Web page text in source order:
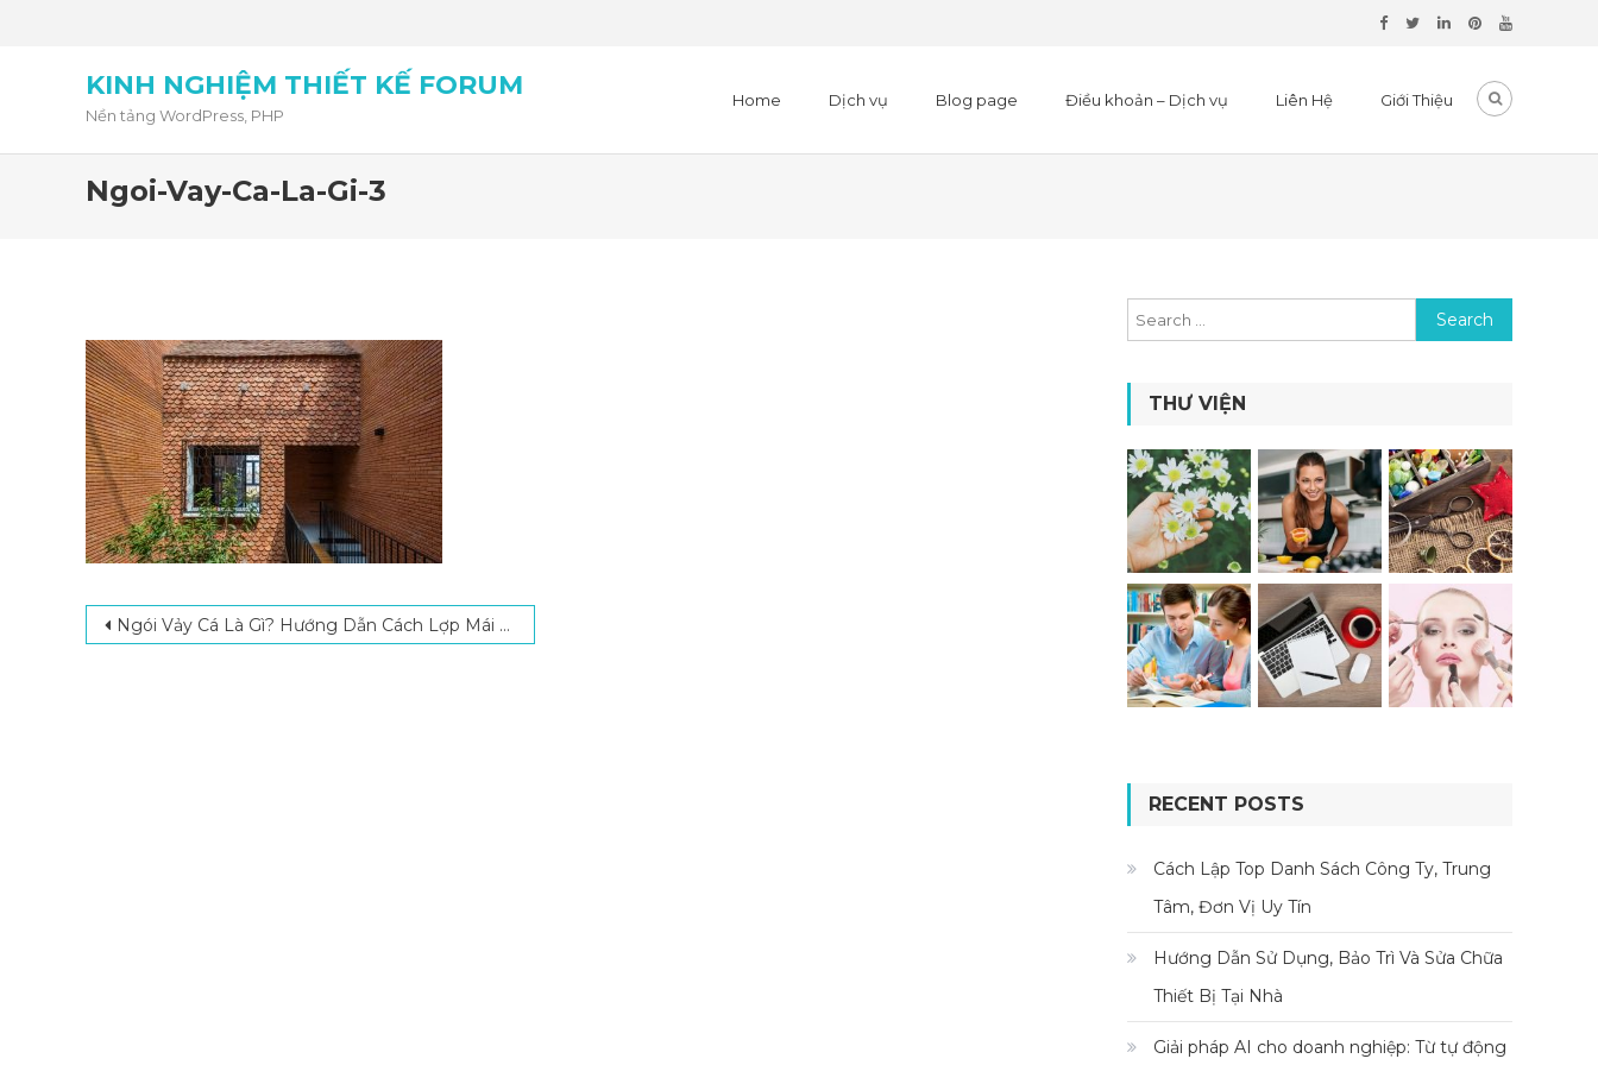
KINH NGHIỆM THIẾT KẾ FORUM
Nền tảng WordPress, PHP
Home Dịch vụ Blog page Điều khoản – Dịch vụ Liên Hệ Giới Thiệu
Ngoi-Vay-Ca-La-Gi-3
Post navigation
Ngói Vảy Cá Là Gì? Hướng Dẫn Cách Lợp Mái Ngói Vảy Cá Đúng Kỹ Thuật
Search for:
THƯ VIỆN
RECENT POSTS
Cách Lập Top Danh Sách Công Ty, Trung
Tâm, Đơn Vị Uy Tín
Hướng Dẫn Sử Dụng, Bảo Trì Và Sửa Chữa
Thiết Bị Tại Nhà
Giải pháp AI cho doanh nghiệp: Từ tự động